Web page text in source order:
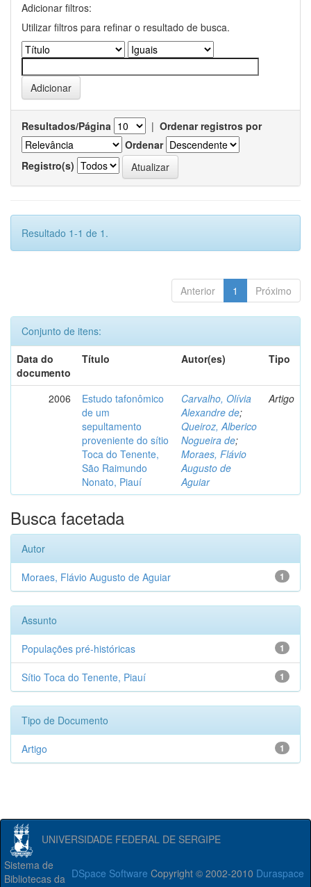
Adicionar filtros:
Utilizar filtros para refinar o resultado de busca.
Resultados/Página | Ordenar registros por
Ordenar
Registro(s)
Resultado 1-1 de 1.
Anterior 1 Próximo
Conjunto de itens:
Data do
documento
Título Autor(es) Tipo
2006
Estudo tafonômico
de um
sepultamento
proveniente do sítio
Toca do Tenente,
São Raimundo
Nonato, Piauí
Carvalho, Olívia
Alexandre de;
Queiroz, Alberico
Nogueira de;
Moraes, Flávio
Augusto de
Aguiar
Artigo
Busca facetada
Autor
1
Moraes, Flávio Augusto de Aguiar
Assunto
1
Populações pré-históricas
1
Sítio Toca do Tenente, Piauí
Tipo de Documento
1
Artigo
UNIVERSIDADE FEDERAL DE SERGIPE
DSpace Software Copyright © 2002-2010 Duraspace
Sistema de
Bibliotecas da